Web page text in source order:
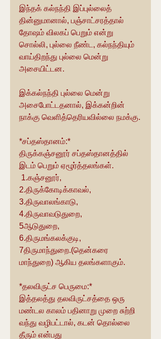
இந்தக் கல்நந்தி இப்புல்லைத்
தின்னுமானால், பஞ்சாட்சரத்தால்
தோஷம் விலகப் பெறும் என்று
சொல்லி, புல்லை நீண்ட, கல்நந்தியும்
வாய்திறந்து புல்லை மென்று
அசையிட்டன.
இக்கல்நந்தி புல்லை மென்று
அசைபோட்டதனால், இக்கன்றின்
நாக்கு வெளித்தெரியவில்லை நமக்கு.
*சப்தஸ்தானம்:*
திருக்கஞ்சனூர் சப்தஸ்தானத்தில்
இடம் பெறும் ஏழூர்த்தலங்கள்.
1.கஞ்சனூர்,
2.திருக்கோடிக்காவல்,
3.திருவாலங்காடு,
4.திருவாவடுதுறை,
5ஆடுதுறை,
6.திருமங்கலக்குடி,
7திருமாந்துறை.(தென்கரை
மாந்துறை) ஆகிய தலங்களாகும்.
*தலவிருட்ச பெருமை:*
இத்தலத்து தலவிருட்சத்தை ஒரு
மண்டல காலம் பதினாறு முறை சுற்றி
வந்து வழிபட்டால், கடன் தொல்லை
தீரும் என்பது